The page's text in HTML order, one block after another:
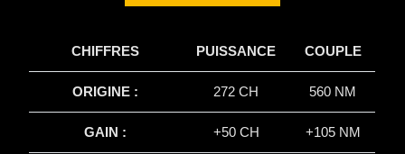
CHIFFRES PUISSANCE COUPLE
ORIGINE : 272 CH 560 NM
GAIN : +50 CH +105 NM